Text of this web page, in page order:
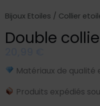
Bijoux Etoiles / Collier
Double
Matériaux de qualité
Produits expédiés